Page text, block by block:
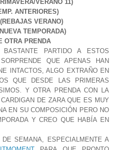
VERANO 11)
ANTERIORES)
VERANO)
TEMPORADA)
OTRA PRENDA
PARTIDO A ESTOS
QUE APENAS HAN
INTACTOS, ALGO EXTRAÑO EN
QUE DESDE LAS PRIMERAS
Y OTRA PRENDA CON LA
DE ZARA QUE ES MUY
EN SU COMPOSICIÓN PERO NO
Y CREO QUE HABÍA EN
SEMANA, ESPECIALMENTE A